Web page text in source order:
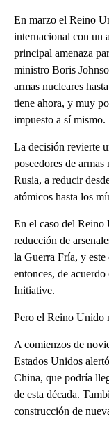
En marzo el Reino
internacional con un
principal amenaza
ministro Boris
armas nucleares
tiene ahora, y muy
impuesto a sí mismo.
La decisión revierte
poseedores de
Rusia, a reducir
atómicos hasta los
En el caso del Reino
reducción de
la Guerra Fría, y este
entonces, de
Initiative.
Pero el Reino Unido
A comienzos de
Estados Unidos
China, que podría
de esta década.
construcción de